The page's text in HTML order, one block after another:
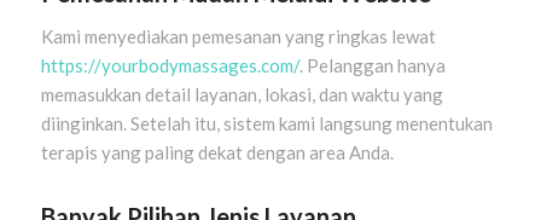
Kami menyediakan pemesanan yang ringkas lewat
https://yourbodymassages.com/. Pelanggan hanya
memasukkan detail layanan, lokasi, dan waktu yang
diinginkan. Setelah itu, sistem kami langsung menentukan
terapis yang paling dekat dengan area Anda.